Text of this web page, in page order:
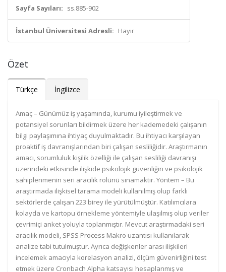
Sayfa Sayıları: ss.885-902
İstanbul Üniversitesi Adresli: Hayır
Özet
Türkçe İngilizce
Amaç – Günümüz iş yaşamında, kurumu iyileştirmek ve
potansiyel sorunları bildirmek üzere her kademedeki çalışanın
bilgi paylaşımına ihtiyaç duyulmaktadır. Bu ihtiyacı karşılayan
proaktif iş davranışlarından biri çalışan sesliliğidir. Araştırmanın
amacı, sorumluluk kişilik özelliği ile çalışan sesliliği davranışı
üzerindeki etkisinde ilişkide psikolojik güvenliğin ve psikolojik
sahiplenmenin seri aracılık rolünü sınamaktır. Yöntem – Bu
araştırmada ilişkisel tarama modeli kullanılmış olup farklı
sektörlerde çalışan 223 birey ile yürütülmüştür. Katılımcılara
kolayda ve kartopu örnekleme yöntemiyle ulaşılmış olup veriler
çevrimiçi anket yoluyla toplanmıştır. Mevcut araştırmadaki seri
aracılık modeli, SPSS Process Makro uzantısı kullanılarak
analize tabi tutulmuştur. Ayrıca değişkenler arası ilişkileri
incelemek amacıyla korelasyon analizi, ölçüm güvenirliğini test
etmek üzere Cronbach Alpha katsayısı hesaplanmış ve